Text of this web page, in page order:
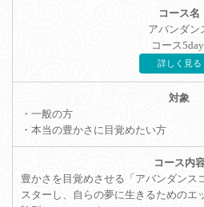
アバンダン
コース
詳しく見る
・一般の方
・本当の豊かさに目覚めたい方
豊かさを目覚めさせる「アバンダンス
スターし、自らの夢に生きるためのエ